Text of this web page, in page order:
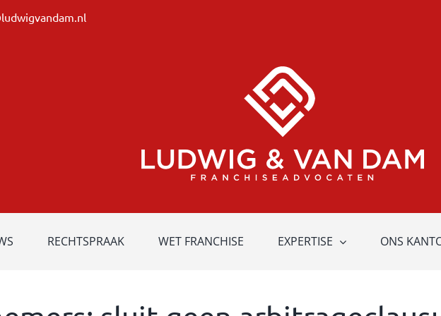
RECHTSPRAAK WET FRANCHISE EXPERTISE ONS